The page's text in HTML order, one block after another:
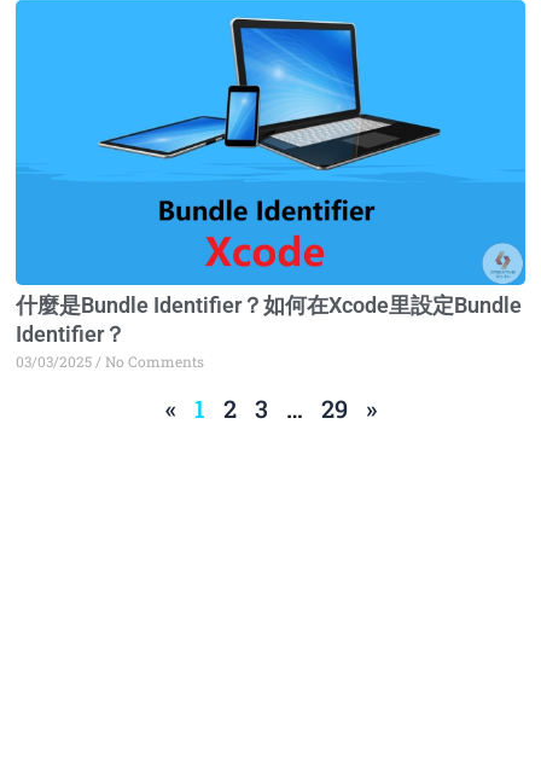
什麼是Bundle Identifier？如何在Xcode里設定Bundle
Identifier？
03/03/2025 No Comments
« 1 2 3 … 29 »